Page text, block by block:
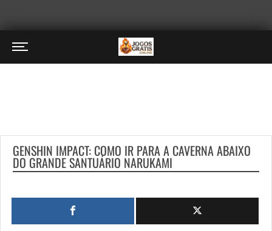
GENSHIN IMPACT: COMO IR PARA A CAVERNA ABAIXO
DO GRANDE SANTUÁRIO NARUKAMI